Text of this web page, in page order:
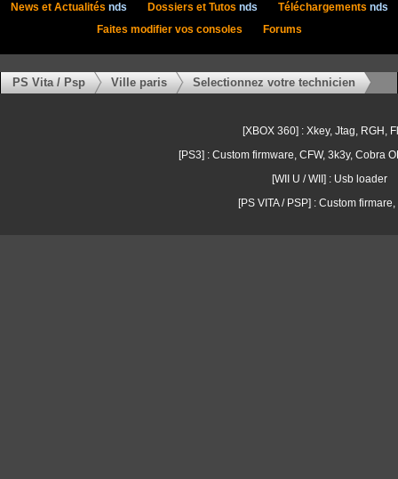
News et Actualités nds Dossiers et Tutos nds Téléchargements nds
Faites modifier vos consoles
Forums
PS Vita / Psp Ville paris Selectionnez votre technicien
[XBOX 360] : Xkey, Jtag, RGH,
[PS3] : Custom firmware, CFW, 3k3y, Cobra
[WII U / WII] : Usb loader
[PS VITA / PSP] : Custom firmare,